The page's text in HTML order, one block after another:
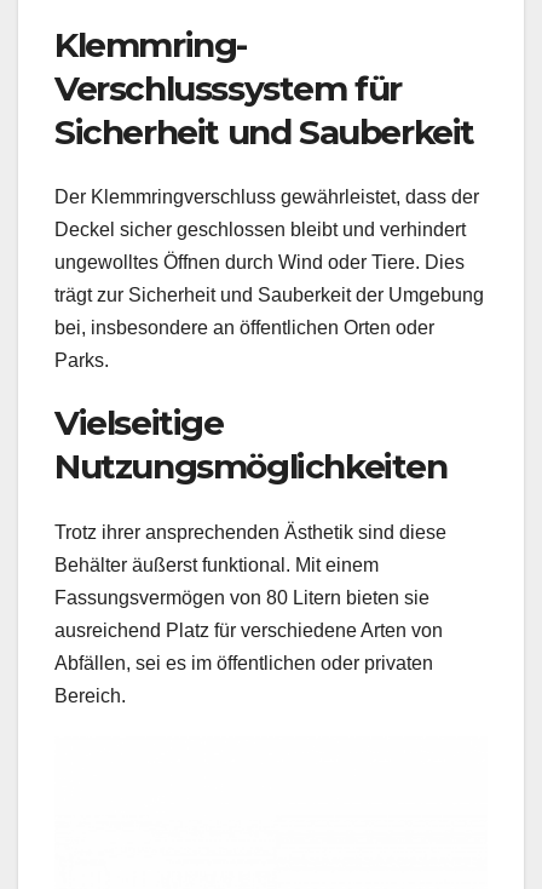
Klemmring-
Verschlusssystem für
Sicherheit und Sauberkeit
Der Klemmringverschluss gewährleistet, dass der
Deckel sicher geschlossen bleibt und verhindert
ungewolltes Öffnen durch Wind oder Tiere. Dies
trägt zur Sicherheit und Sauberkeit der Umgebung
bei, insbesondere an öffentlichen Orten oder
Parks.
Vielseitige
Nutzungsmöglichkeiten
Trotz ihrer ansprechenden Ästhetik sind diese
Behälter äußerst funktional. Mit einem
Fassungsvermögen von 80 Litern bieten sie
ausreichend Platz für verschiedene Arten von
Abfällen, sei es im öffentlichen oder privaten
Bereich.